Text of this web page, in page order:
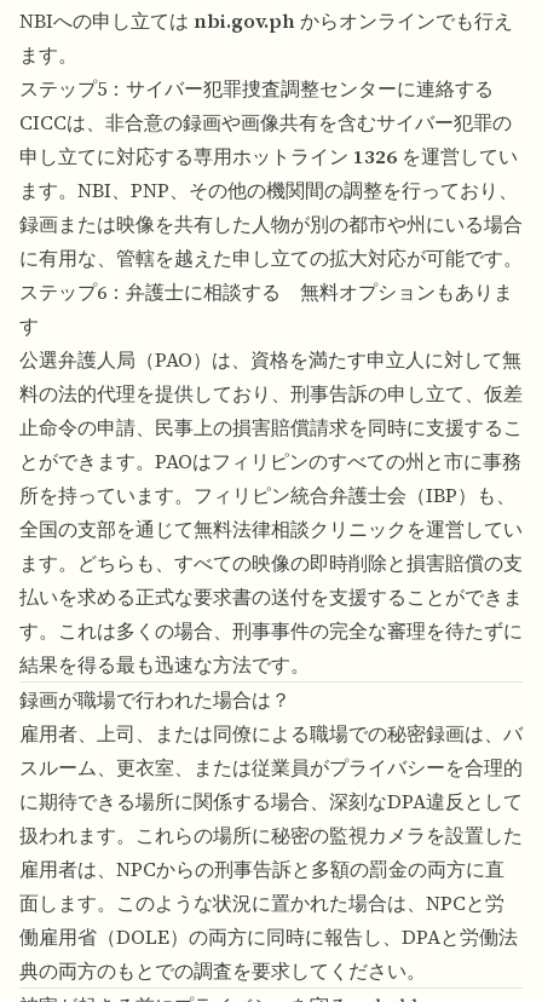
NBIへの申し立ては nbi.gov.phからオンラインでも行え
ます。
ステップ5：サイバー犯罪捜査調整センターに連絡する
CICCは、非合意の録画や画像共有を含むサイバー犯罪の
申し立てに対応する専用ホットライン 1326 を運営してい
ます。NBI、PNP、その他の機関間の調整を行っており、
録画または映像を共有した人物が別の都市や州にいる場合
に有用な、管轄を越えた申し立ての拡大対応が可能です。
ステップ6：弁護士に相談する 無料オプションもありま
す
公選弁護人局（PAO）は、資格を満たす申立人に対して無
料の法的代理を提供しており、刑事告訴の申し立て、仮差
止命令の申請、民事上の損害賠償請求を同時に支援するこ
とができます。PAOはフィリピンのすべての州と市に事務
所を持っています。フィリピン統合弁護士会（IBP）も、
全国の支部を通じて無料法律相談クリニックを運営してい
ます。どちらも、すべての映像の即時削除と損害賠償の支
払いを求める正式な要求書の送付を支援することができま
す。これは多くの場合、刑事事件の完全な審理を待たずに
結果を得る最も迅速な方法です。
録画が職場で行われた場合は？
雇用者、上司、または同僚による職場での秘密録画は、バ
スルーム、更衣室、または従業員がプライバシーを合理的
に期待できる場所に関係する場合、深刻なDPA違反として
扱われます。これらの場所に秘密の監視カメラを設置した
雇用者は、NPCからの刑事告訴と多額の罰金の両方に直
面します。このような状況に置かれた場合は、NPCと労
働雇用省（DOLE）の両方に同時に報告し、DPAと労働法
典の両方のもとでの調査を要求してください。